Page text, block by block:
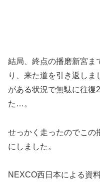
結局、終点の播磨新宮ま
り、来た道を引き返し
がある状況で無駄に往復
た…。
せっかく走ったのでこの
にしました。
NEXCO西日本による資